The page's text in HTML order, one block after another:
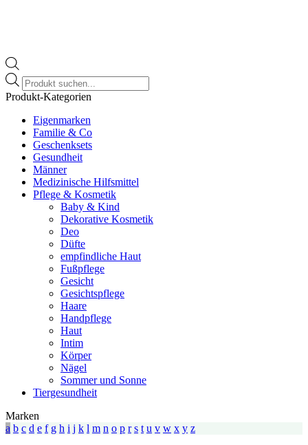
Products
search
Produkt-Kategorien
Eigenmarken
Familie & Co
Geschenksets
Gesundheit
Männer
Medizinische Hilfsmittel
Pflege & Kosmetik
Baby & Kind
Dekorative Kosmetik
Deo
Düfte
empfindliche Haut
Fußpflege
Gesicht
Gesichtspflege
Haare
Handpflege
Haut
Intim
Körper
Nägel
Sommer und Sonne
Tiergesundheit
Marken
a b c d e f g h i j k l m n o p r s t u v w x y z